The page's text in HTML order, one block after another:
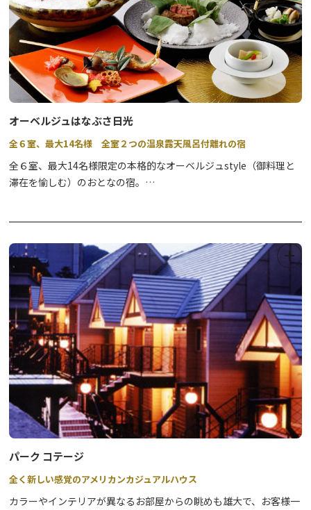
オーベルジュはなぶさ日光
全６室、最大14名様 全室２つの温泉露天風呂付離れの宿
全６室、最大14名様限定の本格的なオーベルジュstyle（御料理と
滞在を愉しむ）のおとなの宿。
の監修のもと洗練された美味なる懐石料理が愉しめる。
どこにも真似できない「食」・「滞在」・「おもてなし」に深いこ
だわりを持っている。
パーク コテージ
全く新しい感覚のアメリカンカジュアルハウス
カラーやインテリアが異なるお部屋からの眺めも雄大で、お客様一